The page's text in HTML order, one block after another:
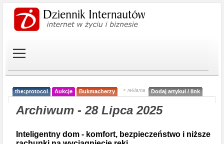
the:protocol Aukcje Bukmacherzy < reklama Dodaj artykuł / link
Archiwum - 28 Lipca 2025
Inteligentny dom - komfort, bezpieczeństwo i niższe